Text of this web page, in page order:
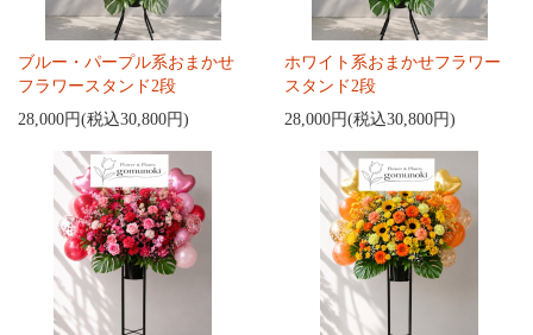
ブルー・パープル系おまかせ
フラワースタンド2段
28,000円(税込30,800円)
ホワイト系おまかせフラワー
スタンド2段
28,000円(税込30,800円)